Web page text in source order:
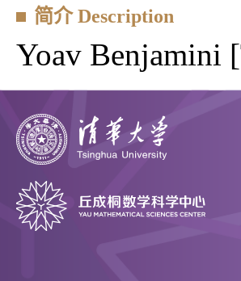
简介 Description
Yoav Benjamini